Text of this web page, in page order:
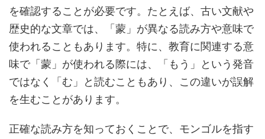
を確認することが必要です。たとえば、古い文献や
歴史的な文章では、「蒙」が異なる読み方や意味で
使われることもあります。特に、教育に関連する意
味で「蒙」が使われる際には、「もう」という発音
ではなく「む」と読むこともあり、この違いが誤解
を生むことがあります。
正確な読み方を知っておくことで、モンゴルを指す